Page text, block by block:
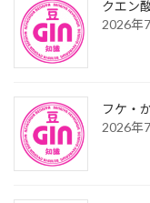
クエン
2026年
フケ・
2026年